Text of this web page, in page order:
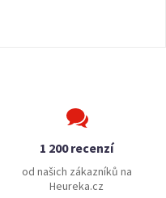
1 200 recenzí
od našich zákazníků na
Heureka.cz